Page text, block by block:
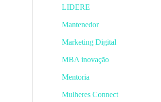
LIDERE
Mantenedor
Marketing Digital
MBA inovação
Mentoria
Mulheres Connect